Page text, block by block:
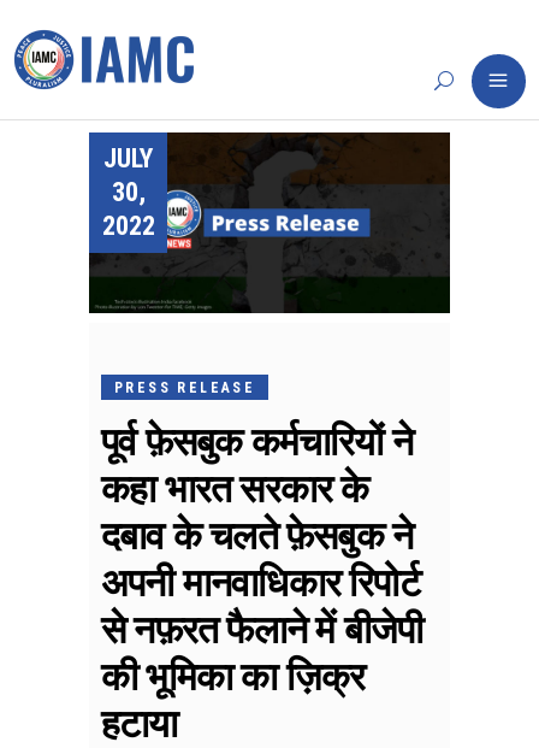
JULY
30,
2022
PRESS RELEASE
पूर्व फ़ेसबुक कर्मचारियों ने
कहा भारत सरकार के
दबाव के चलते फ़ेसबुक ने
अपनी मानवाधिकार रिपोर्ट
से नफ़रत फैलाने में बीजेपी
की भूमिका का ज़िक्र
हटाया